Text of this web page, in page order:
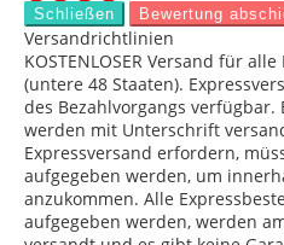
Schließen Bewertung
Versandrichtlinien
KOSTENLOSER Versand für
(untere 48 Staaten).
des Bezahlvorgangs verfügbar.
werden mit Unterschrift
Expressversand erfordern,
aufgegeben werden, um
anzukommen. Alle
aufgegeben werden, werden